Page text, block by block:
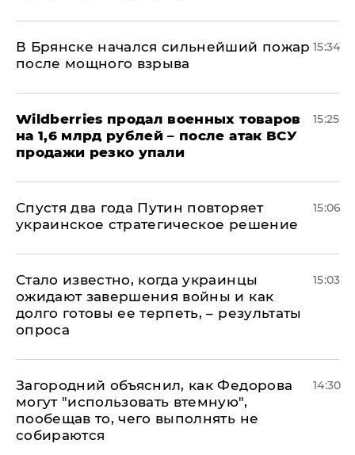
В Брянске начался сильнейший пожар
после мощного взрыва
15:34
​Wildberries продал военных товаров
на 1,6 млрд рублей – после атак ВСУ
продажи резко упали
15:25
Спустя два года Путин повторяет
украинское стратегическое решение
15:06
Стало известно, когда украинцы
ожидают завершения войны и как
долго готовы ее терпеть, – результаты
опроса
15:03
Загородний объяснил, как Федорова
могут "использовать втемную",
пообещав то, чего выполнять не
собираются
14:30